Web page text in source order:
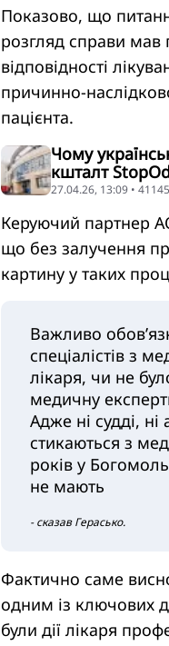
Показово, що
розгляд справи мав
відповідності
причинно-
пацієнта.
Чому
кшталт
27.04.26, 13:09 •
Керуючий партнер
що без залучення
картину у таких
Важливо
спеціалістів з
лікаря, чи не
медичну
Адже ні судді,
стикаються з
років у
не мають
- сказав Герасько.
Фактично саме
одним із ключових
були дії лікаря